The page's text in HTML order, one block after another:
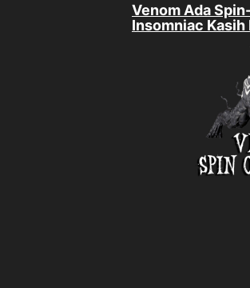
Venom Ada
Insomniac